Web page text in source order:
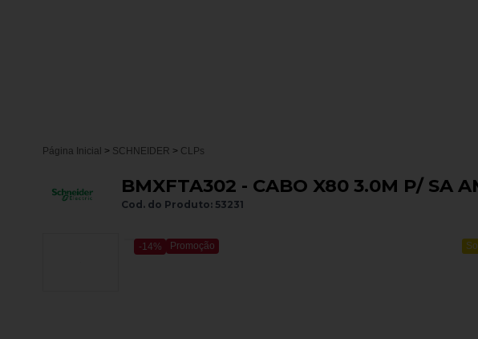
Página Inicial > SCHNEIDER > CLPs
BMXFTA302 - CABO X80 3.0M P/ SA
Cod. do Produto: 53231
-14% Promoção